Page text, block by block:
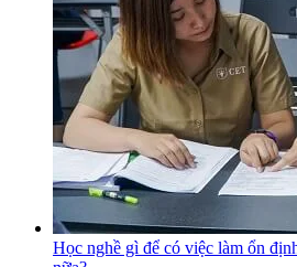
Học nghề gì để có việc làm ổn